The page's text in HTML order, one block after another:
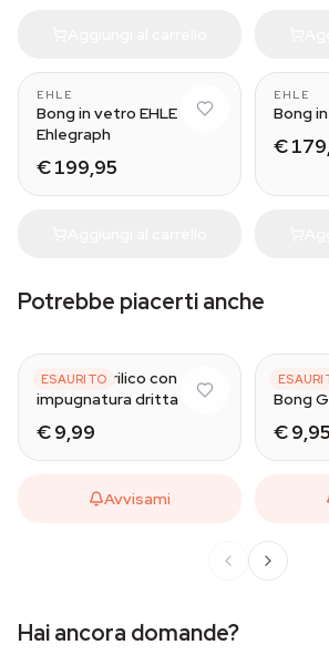
EHLE
Bong in vetro EHLE
Ehlegraph
€ 199,95
EHLE
Bong
€
Potrebbe piacerti anche
ESAURITO
Bong in acrilico con
impugnatura dritta
€ 9,99
Avvisami
Bong
Bong
€ 9,95
Hai ancora domande?